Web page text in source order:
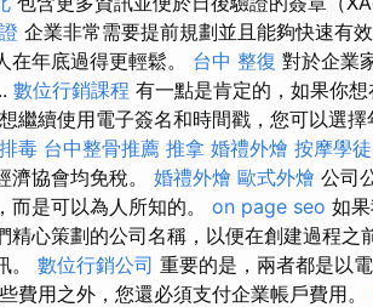
企業非常需要提前規劃並且能夠快速有
在年底過得更輕鬆。 台中 整復 對於企業
數位行銷課程 有一點是肯定的，如果你
繼續使用電子簽名和時間戳，您可以選
毒 台中整骨推薦 推拿 婚禮外燴 按摩學徒
濟協會均免稅。 婚禮外燴 歐式外燴 公司
而是可以為人所知的。 on page seo 如
精心策劃的公司名稱，以便在創建過程之
。 數位行銷公司 重要的是，兩者都是以
費用之外，您還必須支付企業帳戶費用。